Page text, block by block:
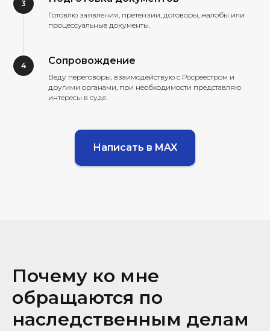
Готовлю заявления, претензии, договоры, жалобы или
процессуальные документы.
Сопровождение
Веду переговоры, взаимодействую с Росреестром и
другими органами, при необходимости представляю
интересы в суде.
Написать в MAX
Почему ко мне
обращаются по
наследственным делам